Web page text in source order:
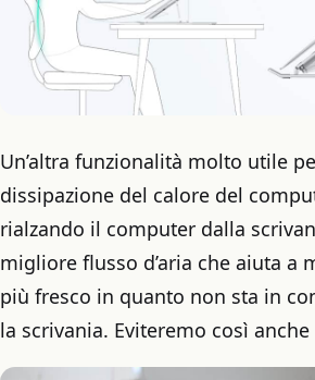
Un’altra funzionalità molto utile
dissipazione del calore del
rialzando il computer dalla
migliore flusso d’aria che aiuta a
più fresco in quanto non sta in
la scrivania. Eviteremo così